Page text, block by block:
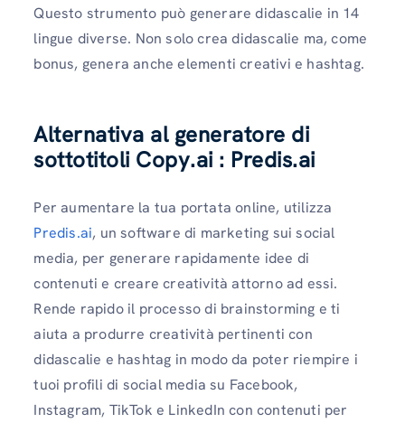
Questo strumento può generare didascalie in 14
lingue diverse. Non solo crea didascalie ma, come
bonus, genera anche elementi creativi e hashtag.
Alternativa al generatore di
sottotitoli Copy.ai : Predis.ai
Per aumentare la tua portata online, utilizza
Predis.ai, un software di marketing sui social
media, per generare rapidamente idee di
contenuti e creare creatività attorno ad essi.
Rende rapido il processo di brainstorming e ti
aiuta a produrre creatività pertinenti con
didascalie e hashtag in modo da poter riempire i
tuoi profili di social media su Facebook,
Instagram, TikTok e LinkedIn con contenuti per